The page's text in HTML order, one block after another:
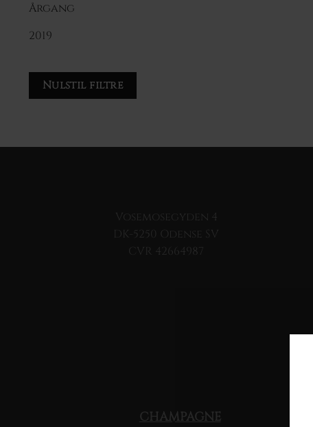
Årgang
2019
Nulstil filtre
Vosemosegyden 4
DK-5250 Odense SV
CVR 42664987
CHAMPAGNE